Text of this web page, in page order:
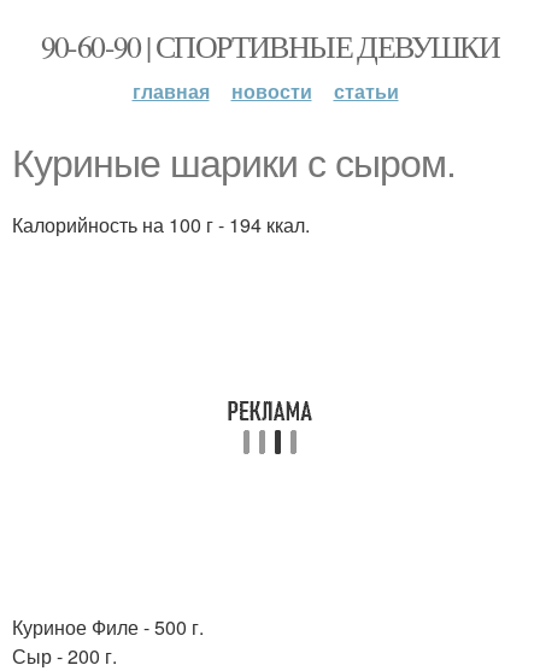
90-60-90 | СПОРТИВНЫЕ ДЕВУШКИ
главная новости статьи
Куриные шарики с сыром.
Калорийность на 100 г - 194 ккал.
Куриное Филе - 500 г.
Сыр - 200 г.